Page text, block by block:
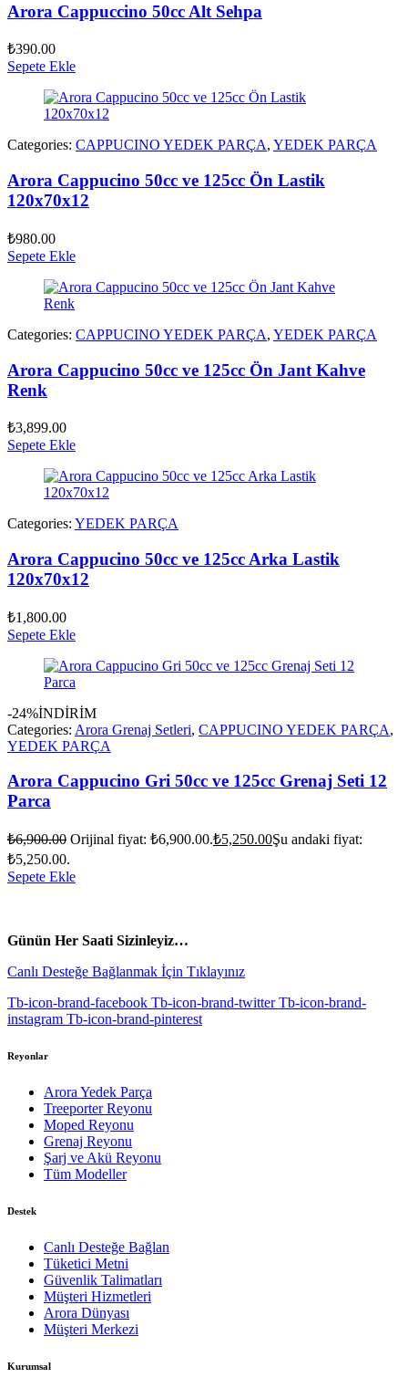
Arora Cappuccino 50cc Alt Sehpa
₺390.00
Sepete Ekle
Categories: CAPPUCINO YEDEK PARÇA, YEDEK PARÇA
Arora Cappucino 50cc ve 125cc Ön Lastik
120x70x12
₺980.00
Sepete Ekle
Categories: CAPPUCINO YEDEK PARÇA, YEDEK PARÇA
Arora Cappucino 50cc ve 125cc Ön Jant Kahve
Renk
₺3,899.00
Sepete Ekle
Categories: YEDEK PARÇA
Arora Cappucino 50cc ve 125cc Arka Lastik
120x70x12
₺1,800.00
Sepete Ekle
-24%İNDİRİM
Categories: Arora Grenaj Setleri, CAPPUCINO YEDEK PARÇA,
YEDEK PARÇA
Arora Cappucino Gri 50cc ve 125cc Grenaj Seti 12
Parca
₺6,900.00 Orijinal fiyat: ₺6,900.00.₺5,250.00Şu andaki fiyat:
₺5,250.00.
Sepete Ekle
Günün Her Saati Sizinleyiz…
Canlı Desteğe Bağlanmak İçin Tıklayınız
Tb-icon-brand-facebook Tb-icon-brand-twitter Tb-icon-brand-
instagram Tb-icon-brand-pinterest
Reyonlar
Arora Yedek Parça
Treeporter Reyonu
Moped Reyonu
Grenaj Reyonu
Şarj ve Akü Reyonu
Tüm Modeller
Destek
Canlı Desteğe Bağlan
Tüketici Metni
Güvenlik Talimatları
Müşteri Hizmetleri
Arora Dünyası
Müşteri Merkezi
Kurumsal